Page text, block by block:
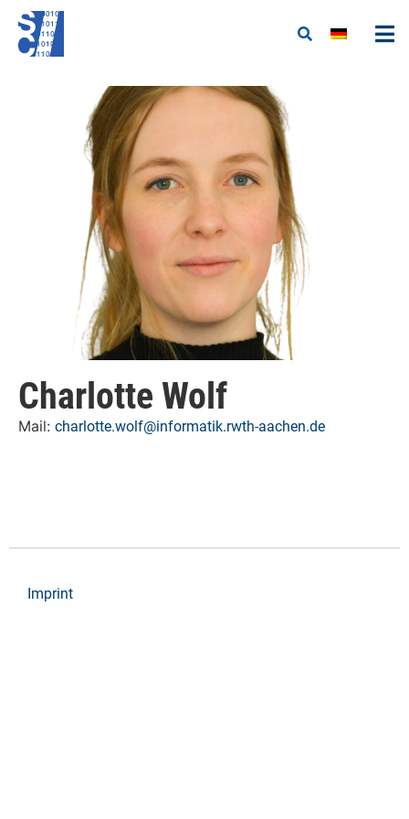
Charlotte Wolf
Mail: charlotte.wolf@informatik.rwth-aachen.de
Imprint